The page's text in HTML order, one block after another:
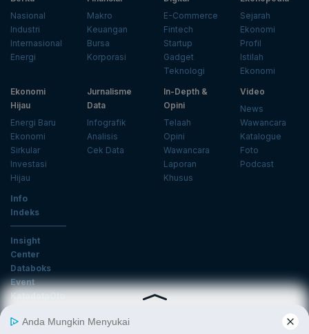
Nasional
Industri
Internasional
Energi
Makro
Keuangan
Bursa
Korporasi
E-Commerce
Fintech
Startup
Gadget
Teknologi
Sejarah
Ekonomi
Profil
Istilah
Ekonomi
Ekonomi
Hijau
Energi Baru
Ekonomi
Sirkular
Investasi
Hijau
Jurnalisme
Data
Infografik
Analisis
Cek Data
In-Depth &
Opini
Telaah
Opini
Wawancara
Laporan
Khusus
Video
News
Wawancara
Katalogue
Foto
Podcast
Info
Indeks
Insight
Center
Databoks
Event
KatadataOto